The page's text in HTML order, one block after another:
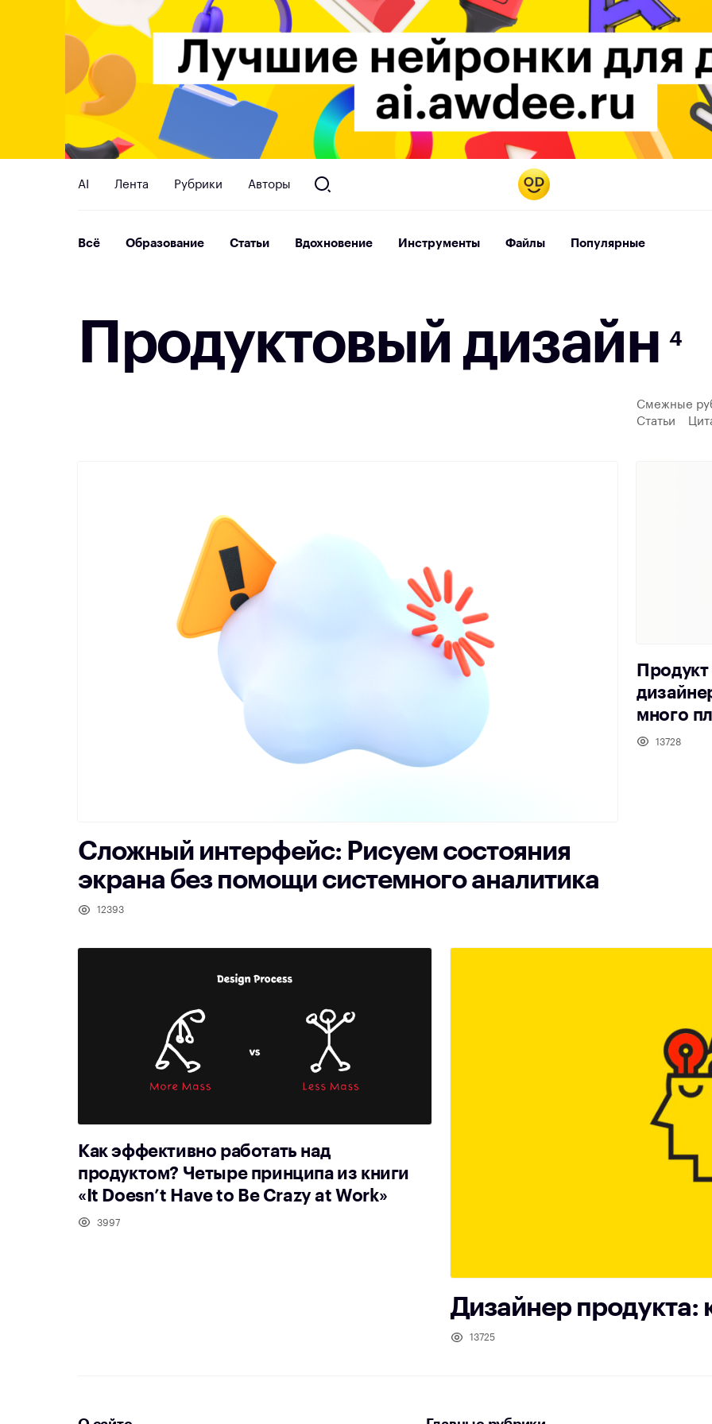
AI Лента Рубрики Авторы
Всё Образование Статьи Вдохновение Инструменты Файлы Популярные
П родуктовый дизайн 4
Смежные
Статьи
Сложный интерфейс: Рисуем состояния
экрана без помощи системного аналитика
12393
Продукт
много
13728
Как эффективно работать над
продуктом? Четыре принципа из книги
«It Doesn’t Have to Be Crazy at Work»
3997
Дизайнер продукта:
13725